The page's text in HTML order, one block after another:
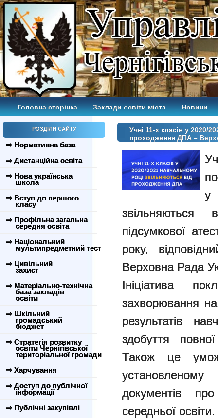
Головна сторінка Заклади освіти міста Новини
РОЗДІЛИ САЙТУ
⇒ Нормативна база
⇒ Дистанційна освіта
⇒ Нова українська
школа
⇒ Вступ до першого
класу
⇒ Профільна загальна
середня освіта
⇒ Національний
мультипредметний тест
⇒ Цивільний
захист
⇒ Матеріально-технічна
база закладів
освіти
⇒ Шкільний
громадський
бюджет
⇒ Стратегія розвитку
освіти Чернігівської
територіальної громади
⇒ Харчування
⇒ Доступ до публічної
інформації
⇒ Публічні закупівлі
Учні 11-х класів у 2020/
проходження ДПА –
у
звільняються
підсумкової
року,
Верховна Рада
Ініціатива
захворювання
результатів
здобуття
Також це
документів
середньої освіти.